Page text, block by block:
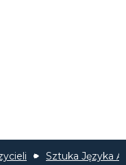
Sztuka Języka